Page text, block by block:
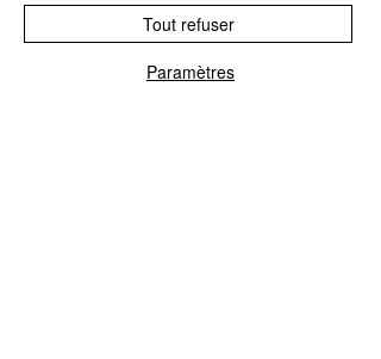
Mentions légales
Paramètres
Tout refuser